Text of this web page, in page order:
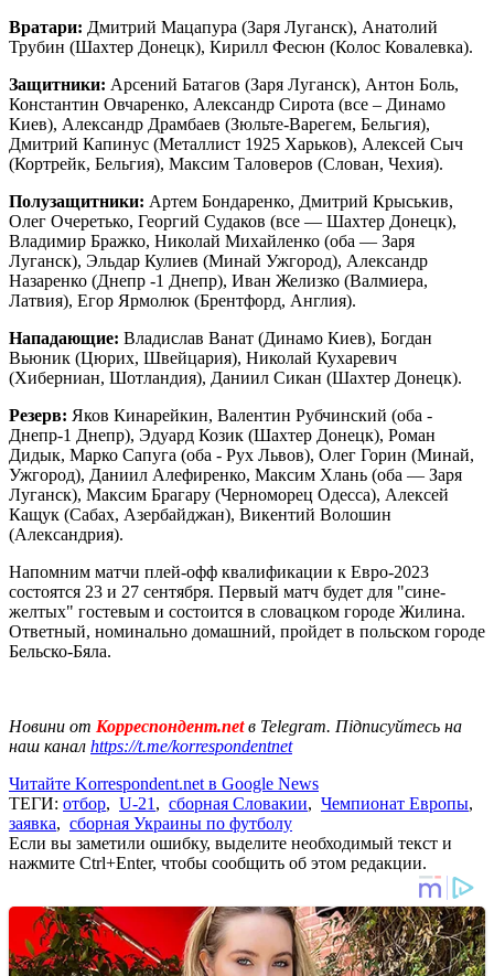
Вратари: Дмитрий Мацапура (Заря Луганск), Анатолий
Трубин (Шахтер Донецк), Кирилл Фесюн (Колос Ковалевка).
Защитники: Арсений Батагов (Заря Луганск), Антон Боль,
Константин Овчаренко, Александр Сирота (все – Динамо
Киев), Александр Драмбаев (Зюльте-Варегем, Бельгия),
Дмитрий Капинус (Металлист 1925 Харьков), Алексей Сыч
(Кортрейк, Бельгия), Максим Таловеров (Слован, Чехия).
Полузащитники: Артем Бондаренко, Дмитрий Крыськив,
Олег Очеретько, Георгий Судаков (все — Шахтер Донецк),
Владимир Бражко, Николай Михайленко (оба — Заря
Луганск), Эльдар Кулиев (Минай Ужгород), Александр
Назаренко (Днепр -1 Днепр), Иван Желизко (Валмиера,
Латвия), Егор Ярмолюк (Брентфорд, Англия).
Нападающие: Владислав Ванат (Динамо Киев), Богдан
Вьюник (Цюрих, Швейцария), Николай Кухаревич
(Хиберниан, Шотландия), Даниил Сикан (Шахтер Донецк).
Резерв: Яков Кинарейкин, Валентин Рубчинский (оба -
Днепр-1 Днепр), Эдуард Козик (Шахтер Донецк), Роман
Дидык, Марко Сапуга (оба - Рух Львов), Олег Горин (Минай,
Ужгород), Даниил Алефиренко, Максим Хлань (оба — Заря
Луганск), Максим Брагару (Черноморец Одесса), Алексей
Кащук (Сабах, Азербайджан), Викентий Волошин
(Александрия).
Напомним матчи плей-офф квалификации к Евро-2023
состоятся 23 и 27 сентября. Первый матч будет для "сине-
желтых" гостевым и состоится в словацком городе Жилина.
Ответный, номинально домашний, пройдет в польском городе
Бельско-Бяла.
Новини от Корреспондент.netв Telegram. Підписуйтесь на
наш канал https://t.me/korrespondentnet
Читайте Korrespondent.net в Google News
ТЕГИ: отбор, U-21 , сборная Словакии, Чемпионат Европы,
заявка, сборная Украины по футболу
Если вы заметили ошибку, выделите необходимый текст и
нажмите Ctrl+Enter, чтобы сообщить об этом редакции.